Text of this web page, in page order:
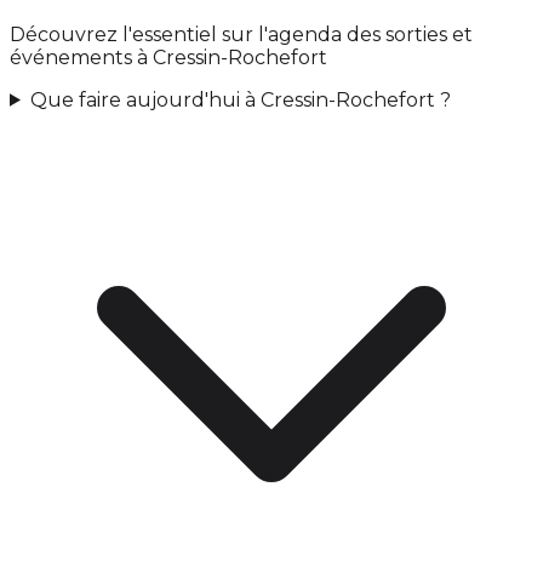
Découvrez l'essentiel sur l'agenda des sorties et
événements à Cressin-Rochefort
Que faire aujourd'hui à Cressin-Rochefort ?